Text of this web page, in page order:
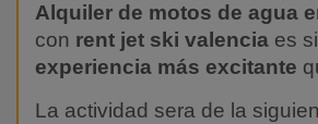
Alquiler de motos de agua
con rent jet ski valencia es
experiencia más excitante
La actividad sera de la